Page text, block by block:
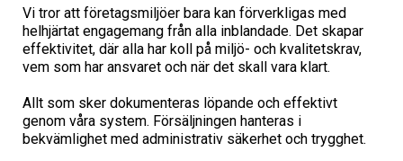
Vi tror att företagsmiljöer bara kan förverkligas med
helhjärtat engagemang från alla inblandade. Det skapar
effektivitet, där alla har koll på miljö- och kvalitetskrav,
vem som har ansvaret och när det skall vara klart.
Allt som sker dokumenteras löpande och effektivt
genom våra system. Försäljningen hanteras i
bekvämlighet med administrativ säkerhet och trygghet.